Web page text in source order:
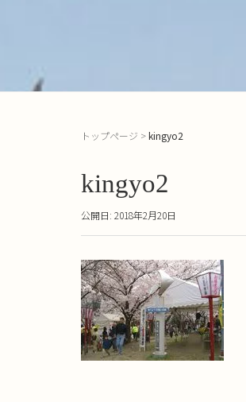
トップページ >kingyo2
kingyo2
公開日: 2018年2月20日